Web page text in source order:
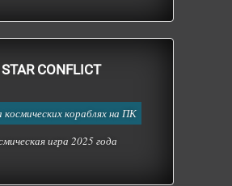
STAR CONFLICT
космических кораблях на ПК
игра 2025 года